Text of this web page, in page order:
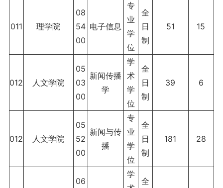
011 理学院
08
54
00
电子信息
专
业
学
位
全
日
制
51 15
012 人文学院
05
03
00
新闻传播
学
学
术
学
位
全
日
制
39 6
012 人文学院
05
52
00
新闻与传
播
专
业
学
位
全
日
制
181 28
06
学
全